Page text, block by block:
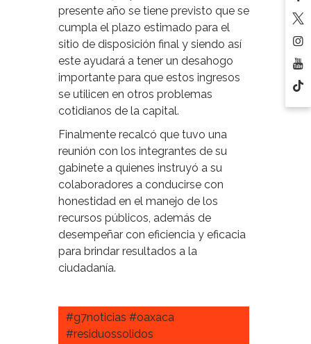
presente año se tiene previsto que se
cumpla el plazo estimado para el
sitio de disposición final y siendo así
este ayudará a tener un desahogo
importante para que estos ingresos
se utilicen en otros problemas
cotidianos de la capital.
Finalmente recalcó que tuvo una
reunión con los integrantes de su
gabinete a quienes instruyó a su
colaboradores a conducirse con
honestidad en el manejo de los
recursos públicos, además de
desempeñar con eficiencia y eficacia
para brindar resultados a la
ciudadanía.
#g7noticias #oaxaca
#residuossolidos